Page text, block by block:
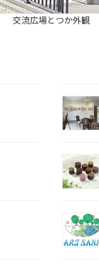
交流広場とつか外観